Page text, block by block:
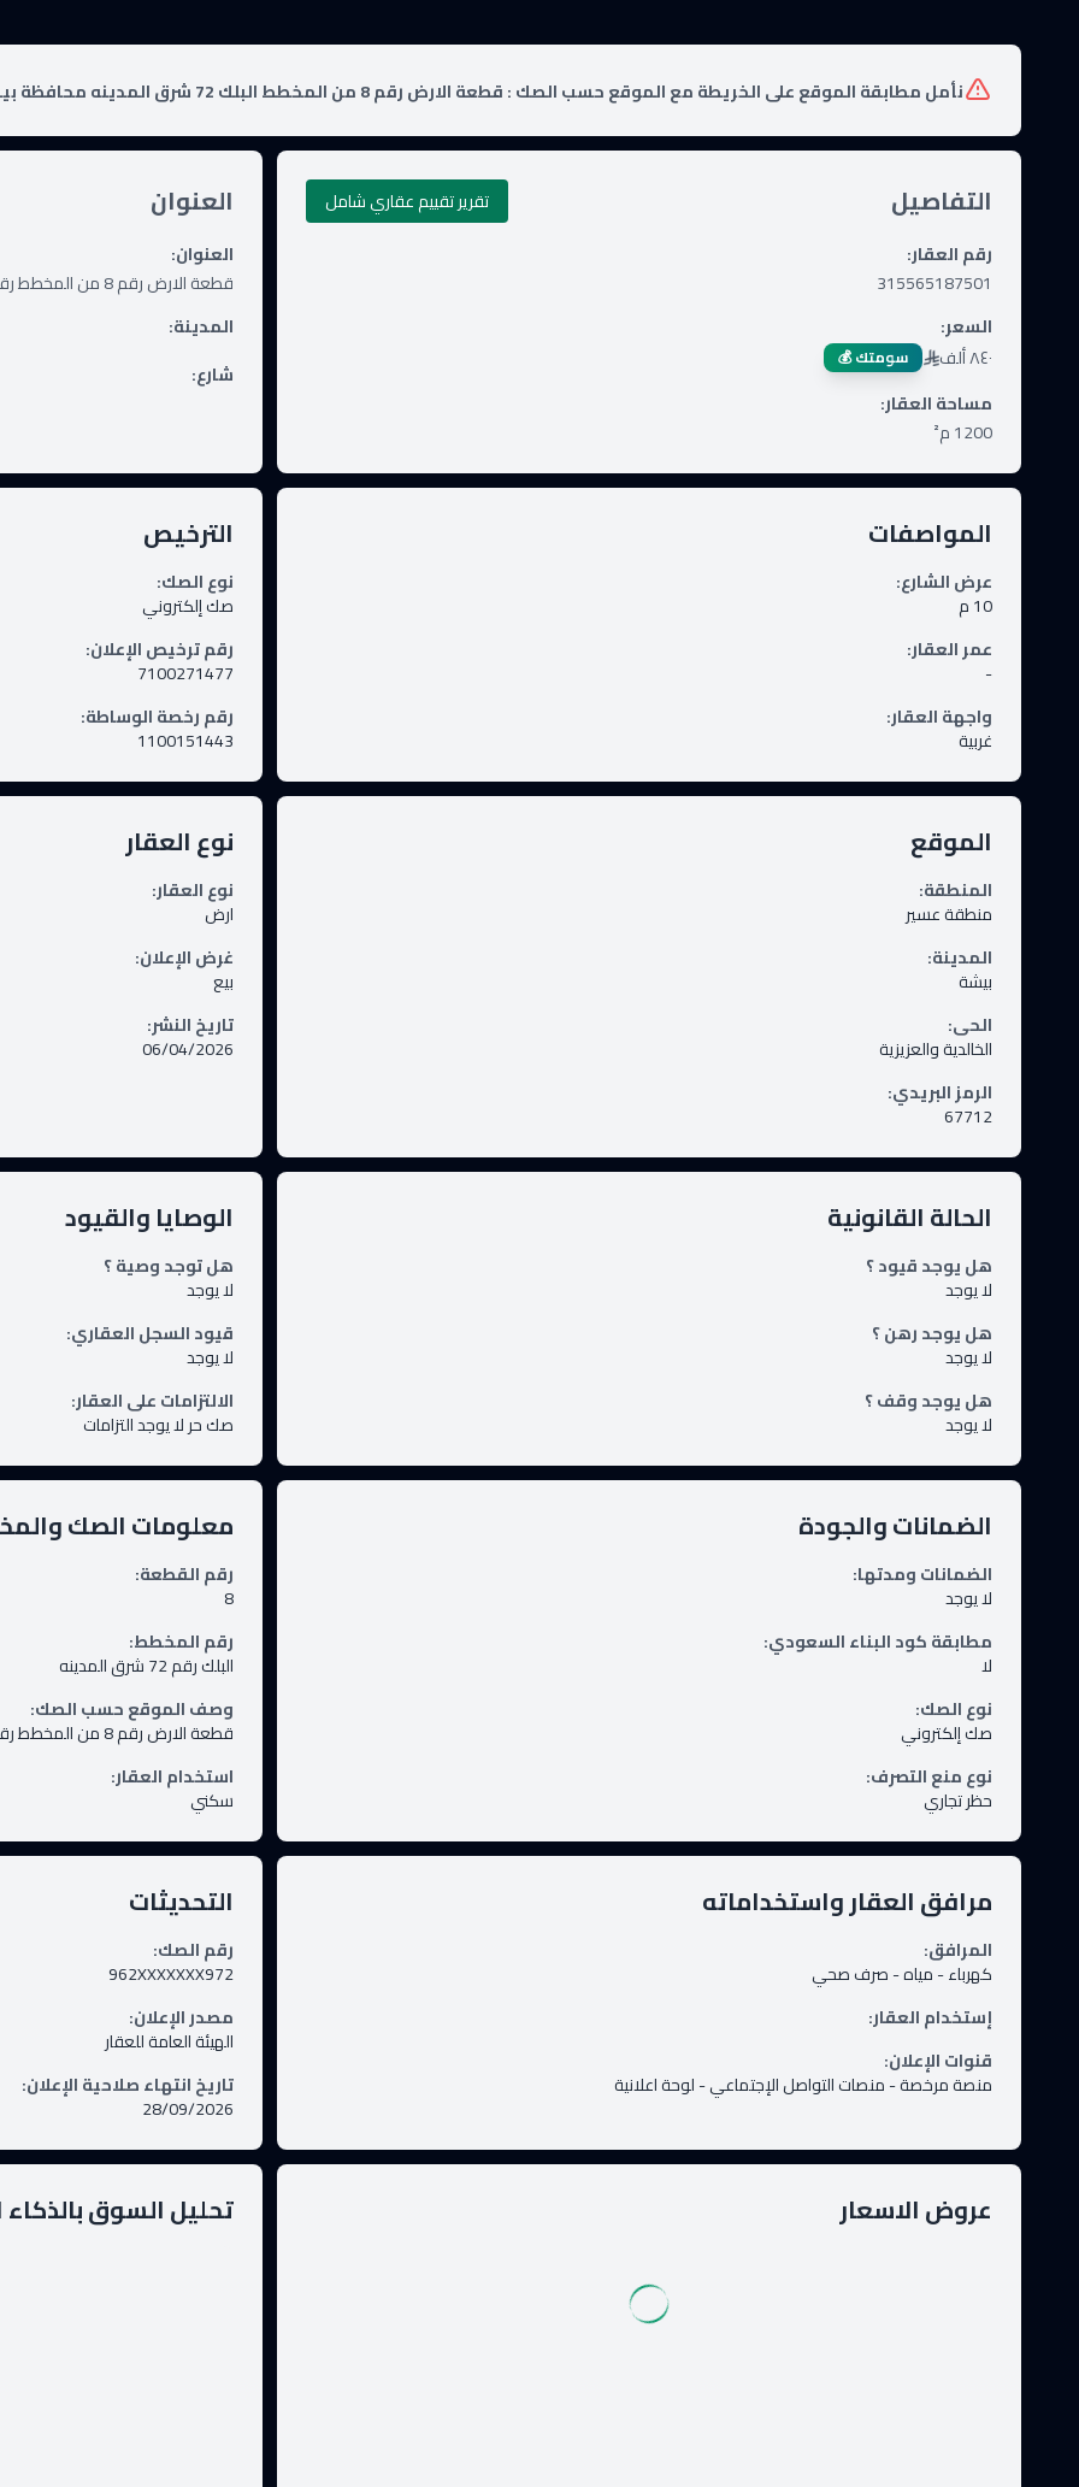
نأمل مطابقة الموقع على الخريطة مع الموقع حسب الصك :قطعة الارض رقم 8 من المخطط البلك 72 شرق المدينه محافظة بيشة .
التفاصيل
تقرير تقييم عقاري شامل
رقم العقار:
315565187501
السعر:
٨٤٠ ألف
سومتك 💰
مساحة العقار:
1200م²
العنوان
العنوان:
قطعة الارض رقم 8 من المخطط رقم البلك رقم 72 شرق المدينه محافظة بيشة .
المدينة:
شارع:
المواصفات
عرض الشارع:
10م
عمر العقار:
-
واجهة العقار:
غربية
الترخيص
نوع الصك:
صك إلكتروني
رقم ترخيص الإعلان:
7100271477
رقم رخصة الوساطة:
1100151443
الموقع
المنطقة:
منطقة عسير
المدينة:
بيشة
الحى:
الخالدية والعزيزية
الرمز البريدي:
67712
نوع العقار
نوع العقار:
ارض
غرض الإعلان:
بيع
تاريخ النشر:
06/04/2026
الحالة القانونية
هل يوجد قيود ؟
لا يوجد
هل يوجد رهن ؟
لا يوجد
هل يوجد وقف ؟
لا يوجد
الوصايا والقيود
هل توجد وصية ؟
لا يوجد
قيود السجل العقاري:
لا يوجد
الالتزامات على العقار:
صك حر لا يوجد التزامات
الضمانات والجودة
الضمانات ومدتها:
لا يوجد
مطابقة كود البناء السعودي:
لا
نوع الصك:
صك إلكتروني
نوع منع التصرف:
حظر تجاري
معلومات الصك
رقم القطعة:
8
رقم المخطط:
البلك رقم 72 شرق المدينه
وصف الموقع حسب الصك:
قطعة الارض رقم 8 من المخطط رقم البلك رقم 72 شرق المدينه محافظة بيشة .
استخدام العقار:
سكني
مرافق العقار واستخداماته
المرافق:
كهرباء-مياه-صرف صحي
إستخدام العقار:
قنوات الإعلان:
منصة مرخصة-منصات التواصل الإجتماعي-لوحة اعلانية
التحديثات
رقم الصك:
962XXXXXXX972
مصدر الإعلان:
الهيئة العامة للعقار
تاريخ انتهاء صلاحية الإعلان:
28/09/2026
عروض الاسعار تحليل السوق